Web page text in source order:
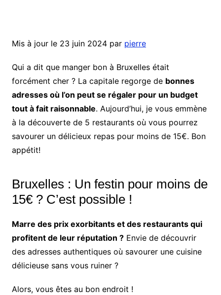
Mis à jour le 23 juin 2024 par pierre
Qui a dit que manger bon à Bruxelles était
forcément cher ? La capitale regorge de bonnes
adresses où l’on peut se régaler pour un budget
tout à fait raisonnable. Aujourd’hui, je vous emmène
à la découverte de 5 restaurants où vous pourrez
savourer un délicieux repas pour moins de 15€. Bon
appétit!
Bruxelles : Un festin pour moins de
15€ ? C’est possible !
Marre des prix exorbitants et des restaurants qui
profitent de leur réputation ?Envie de découvrir
des adresses authentiques où savourer une cuisine
délicieuse sans vous ruiner ?
Alors, vous êtes au bon endroit !